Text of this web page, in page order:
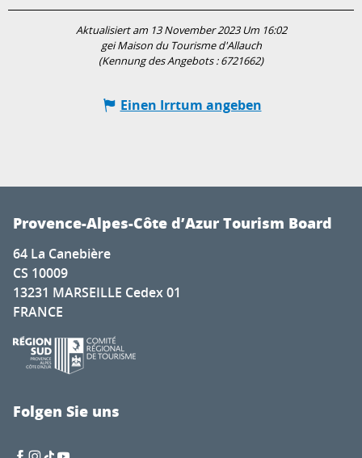
Aktualisiert am 13 November 2023 Um 16:02
gei Maison du Tourisme d'Allauch
(Kennung des Angebots :6721662)
Einen Irrtum angeben
Provence-Alpes-Côte d’Azur Tourism Board
64 La Canebière
CS 10009
13231 MARSEILLE Cedex 01
FRANCE
Folgen Sie uns